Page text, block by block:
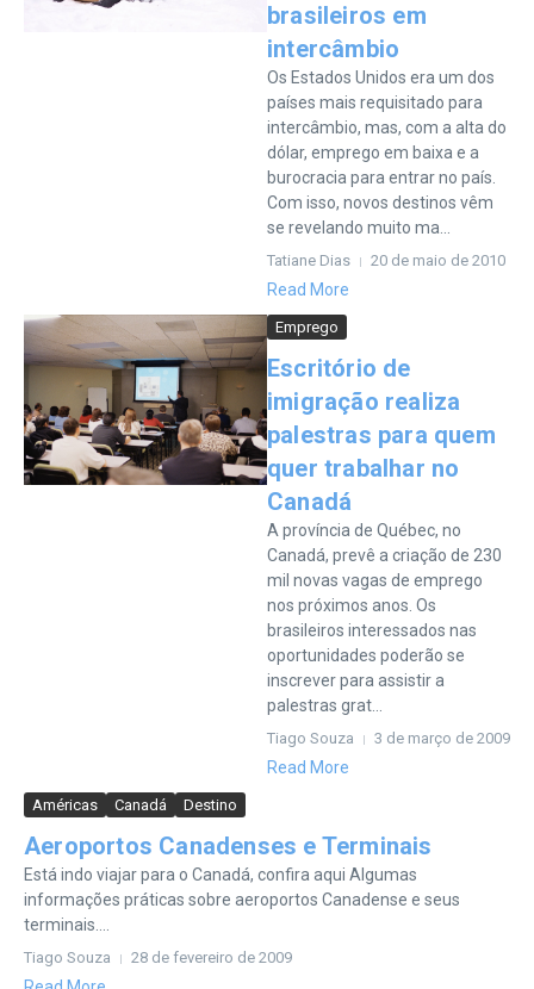
brasileiros em
intercâmbio
Os Estados Unidos era um dos
países mais requisitado para
intercâmbio, mas, com a alta do
dólar, emprego em baixa e a
burocracia para entrar no país.
Com isso, novos destinos vêm
se revelando muito ma...
Tatiane Dias 20 de maio de 2010
Read More
Emprego
Escritório de
imigração realiza
palestras para quem
quer trabalhar no
Canadá
A província de Québec, no
Canadá, prevê a criação de 230
mil novas vagas de emprego
nos próximos anos. Os
brasileiros interessados nas
oportunidades poderão se
inscrever para assistir a
palestras grat...
Tiago Souza 3 de março de 2009
Read More
Américas Canadá Destino
Aeroportos Canadenses e Terminais
Está indo viajar para o Canadá, confira aqui Algumas
informações práticas sobre aeroportos Canadense e seus
terminais....
Tiago Souza 28 de fevereiro de 2009